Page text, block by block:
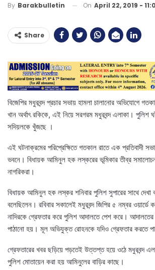
By Barakbulletin On April 22, 2019 -
Share
বিজেপির মধুরবন্দ প্রচার সভায় হামলা চালানোর অভিযোগে
খান অর্থাৎ রকিকে, এই নিয়ে সরগরম মধুরবন্দ এলাকা।
সদিয়লকে খুঁজছে ।
এই ঘটনাক্রমের পরিপ্রেক্ষিতে গতকাল রাতে এক প্রতিবাদী
ভবনে। বিধায়ক আমিনুল হক লস্করের ভূমিকার তীব্র
নাগরিকরা।
বিধায়ক আমিনুল হক লস্কর শনিবার পুলিশ সুপারের সাথে
বলেছিলেন। রবিবার সকালেই মধুরবন্দ জিপির ৫ নম্বর ওয়ার্ডে
নাদিরকে গ্রেফতার করে পুলিশ আদালতে পেশ করে। আদালতের
পাঠানো হয়। মূল অভিযুক্ত রোহনকে যদিও গ্রেফতার করতে
গ্রেফতারের খবর ছড়িয়ে পড়তেই উত্তপ্ত হয়ে ওঠে মধুরবন্দ
পুলিশ মোতায়েন করা হয় আমিনুলের বাড়ির কাছে।